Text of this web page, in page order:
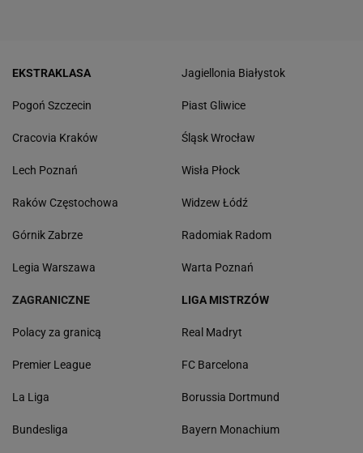
EKSTRAKLASA
Pogoń Szczecin
Cracovia Kraków
Lech Poznań
Raków Częstochowa
Górnik Zabrze
Legia Warszawa
Jagiellonia Białystok
Piast Gliwice
Śląsk Wrocław
Wisła Płock
Widzew Łódź
Radomiak Radom
Warta Poznań
ZAGRANICZNE
Polacy za granicą
Premier League
La Liga
Bundesliga
LIGA MISTRZÓW
Real Madryt
FC Barcelona
Borussia Dortmund
Bayern Monachium